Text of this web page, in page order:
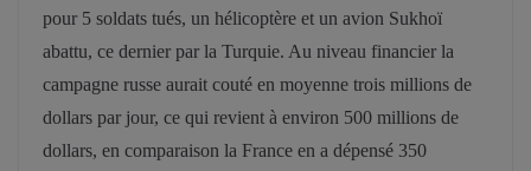
pour 5 soldats tués, un hélicoptère et un avion Sukhoï
abattu, ce dernier par la Turquie. Au niveau financier la
campagne russe aurait couté en moyenne trois millions de
dollars par jour, ce qui revient à environ 500 millions de
dollars, en comparaison la France en a dépensé 350